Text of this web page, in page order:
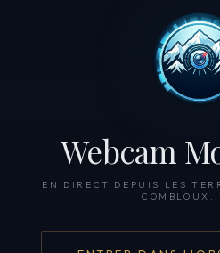
Webcam
EN DIRECT DEPUIS LES
COMBLOUX,